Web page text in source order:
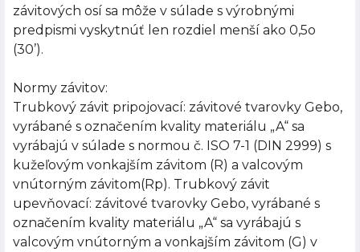
závitových osí sa môže v súlade s výrobnými
predpismi vyskytnúť len rozdiel menší ako 0,5o
(30’).
Normy závitov:
Trubkový závit pripojovací: závitové tvarovky Gebo,
vyrábané s označením kvality materiálu „A“ sa
vyrábajú v súlade s normou č. ISO 7-1 (DIN 2999) s
kužeľovým vonkajším závitom (R) a valcovým
vnútorným závitom(Rp). Trubkový závit
upevňovací: závitové tvarovky Gebo, vyrábané s
označením kvality materiálu „A“ sa vyrábajú s
valcovým vnútorným a vonkajším závitom (G) v